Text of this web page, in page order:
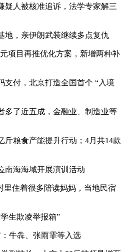
疑人被核准追诉，法学专家解三
地，亲伊朗武装继续多点复仇
项目再推优化方案，新增两种补
支付，北京打造全国首个 “入境
多了近五成，金融业、制造业等
斤粮食产能提升行动；4月共14款
南海海域开展演训活动
里住着很多陪读妈妈，当地民宿
生欺凌举报箱”
牛犇、张雨霏等入选